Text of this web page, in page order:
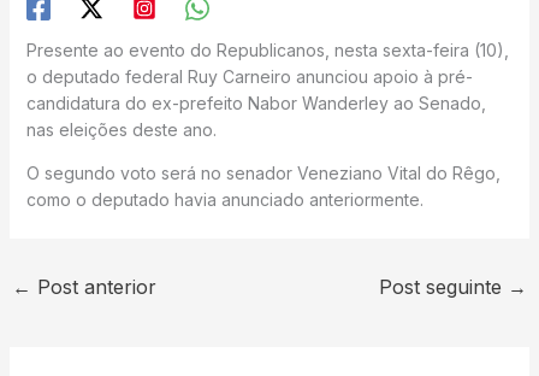
Presente ao evento do Republicanos, nesta sexta-feira (10),
o deputado federal Ruy Carneiro anunciou apoio à pré-
candidatura do ex-prefeito Nabor Wanderley ao Senado,
nas eleições deste ano.
O segundo voto será no senador Veneziano Vital do Rêgo,
como o deputado havia anunciado anteriormente.
← Post anterior Post seguinte →